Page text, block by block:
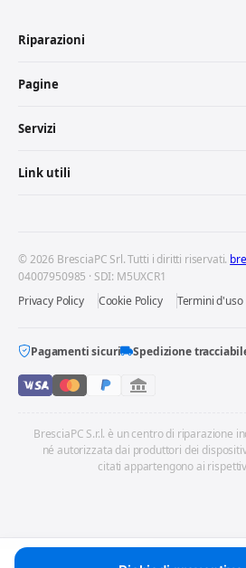
Riparazioni
Pagine
Servizi
Link utili
© 2026 BresciaPC Srl. Tutti i diritti riservati.
04007950985 · SDI: M5UXCR1
Privacy Policy
Cookie Policy Termini d'uso
Pagamenti sicuri Spedizione
BresciaPC S.r.l. è un centro di riparazione
né autorizzata dai produttori dei
citati appartengono ai